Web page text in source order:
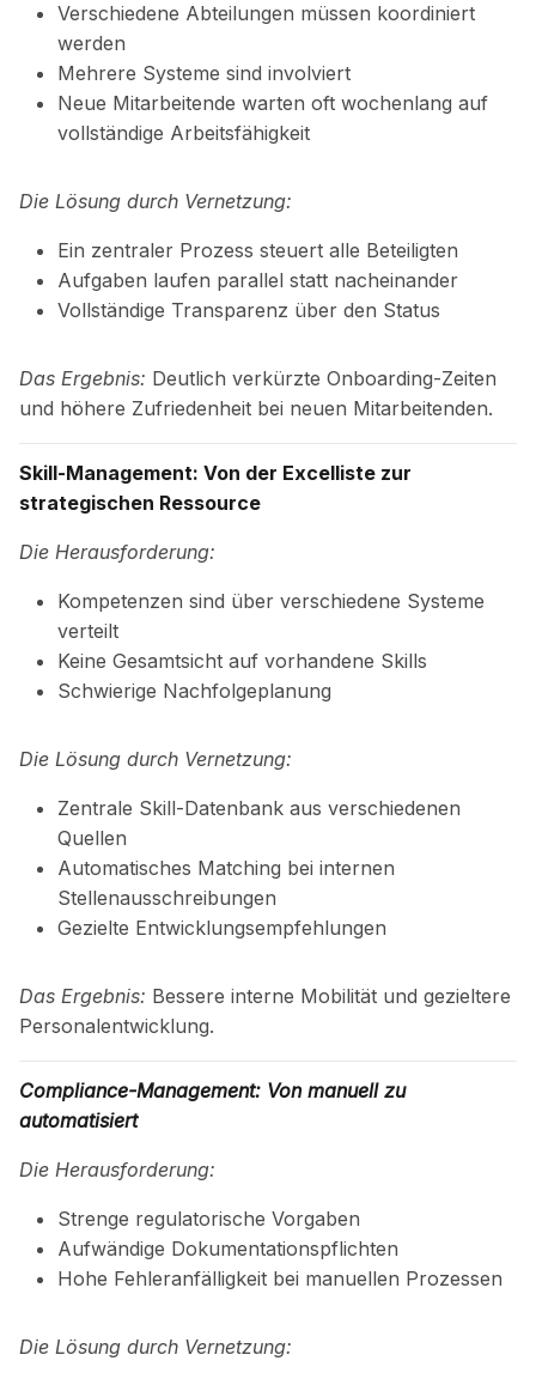
Verschiedene Abteilungen müssen koordiniert
werden
Mehrere Systeme sind involviert
Neue Mitarbeitende warten oft wochenlang auf
vollständige Arbeitsfähigkeit
Die Lösung durch Vernetzung:
Ein zentraler Prozess steuert alle Beteiligten
Aufgaben laufen parallel statt nacheinander
Vollständige Transparenz über den Status
Das Ergebnis: Deutlich verkürzte Onboarding-Zeiten
und höhere Zufriedenheit bei neuen Mitarbeitenden.
Skill-Management: Von der Excelliste zur
strategischen Ressource
Die Herausforderung:
Kompetenzen sind über verschiedene Systeme
verteilt
Keine Gesamtsicht auf vorhandene Skills
Schwierige Nachfolgeplanung
Die Lösung durch Vernetzung:
Zentrale Skill-Datenbank aus verschiedenen
Quellen
Automatisches Matching bei internen
Stellenausschreibungen
Gezielte Entwicklungsempfehlungen
Das Ergebnis: Bessere interne Mobilität und gezieltere
Personalentwicklung.
Compliance-Management: Von manuell zu
automatisiert
Die Herausforderung:
Strenge regulatorische Vorgaben
Aufwändige Dokumentationspflichten
Hohe Fehleranfälligkeit bei manuellen Prozessen
Die Lösung durch Vernetzung: